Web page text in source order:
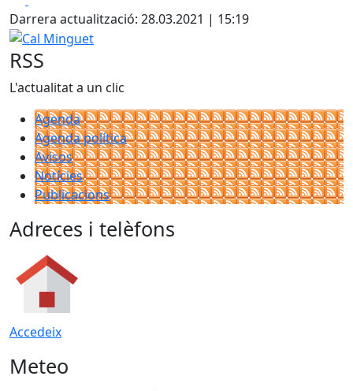
+
−
Darrera actualització: 28.03.2021 | 15:19
Cal Minguet
RSS
L'actualitat a un clic
Agenda
Agenda política
Avisos
Notícies
Publicacions
Adreces i telèfons
Accedeix
Meteo